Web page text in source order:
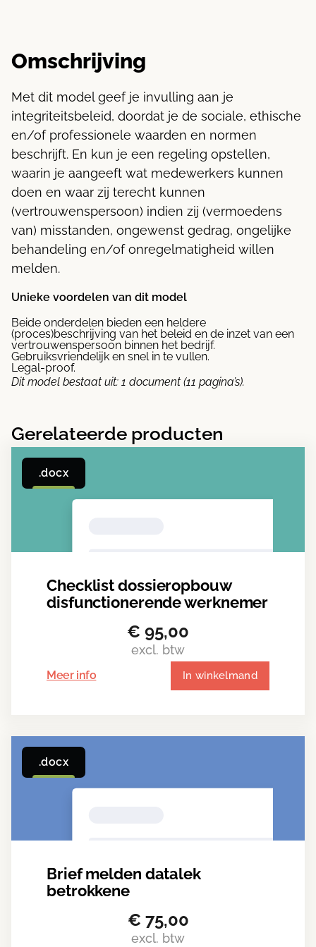
Omschrijving
Met dit model geef je invulling aan je
integriteitsbeleid, doordat je de sociale, ethische
en/of professionele waarden en normen
beschrijft. En kun je een regeling opstellen,
waarin je aangeeft wat medewerkers kunnen
doen en waar zij terecht kunnen
(vertrouwenspersoon) indien zij (vermoedens
van) misstanden, ongewenst gedrag, ongelijke
behandeling en/of onregelmatigheid willen
melden.
Unieke voordelen van dit model
Beide onderdelen bieden een heldere
(proces)beschrijving van het beleid en de inzet van een
vertrouwenspersoon binnen het bedrijf.
Gebruiksvriendelijk en snel in te vullen.
Legal-proof.
Dit model bestaat uit: 1 document (11 pagina’s).
Gerelateerde producten
.docx
Checklist dossieropbouw
disfunctionerende werknemer
€ 95,00
excl. btw
Meer info In winkelmand
.docx
Brief melden datalek
betrokkene
€ 75,00
excl. btw